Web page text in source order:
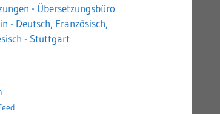
- Übersetzungsbüro
- Deutsch, Französisch,
- Stuttgart